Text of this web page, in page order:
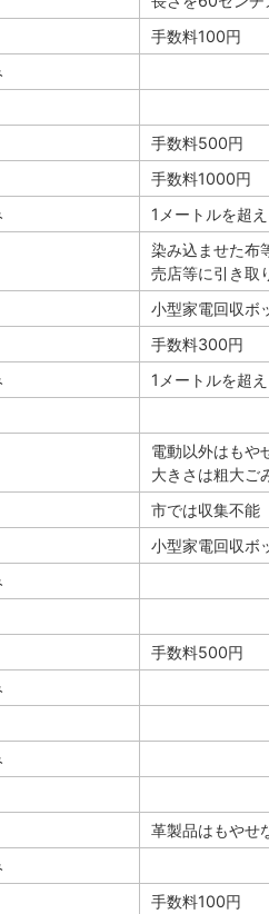
手数料100円
手数料500円
手数料1000円
1メートルを超
染み込ませた布
売店等に引き取
小型家電回収ボ
手数料300円
1メートルを超
電動以外はもや
大きさは粗大ご
市では収集不能
小型家電回収ボ
手数料500円
革製品はもやせ
手数料100円